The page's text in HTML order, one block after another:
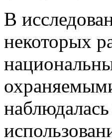
В
некоторых